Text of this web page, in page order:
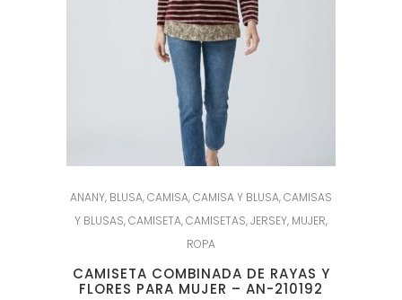
ANANY, BLUSA,CAMISA,CAMISA Y BLUSA,CAMISAS
Y BLUSAS,CAMISETA,CAMISETAS,JERSEY, MUJER,
ROPA
CAMISETA COMBINADA DE RAYAS Y
FLORES PARA MUJER – AN-210192